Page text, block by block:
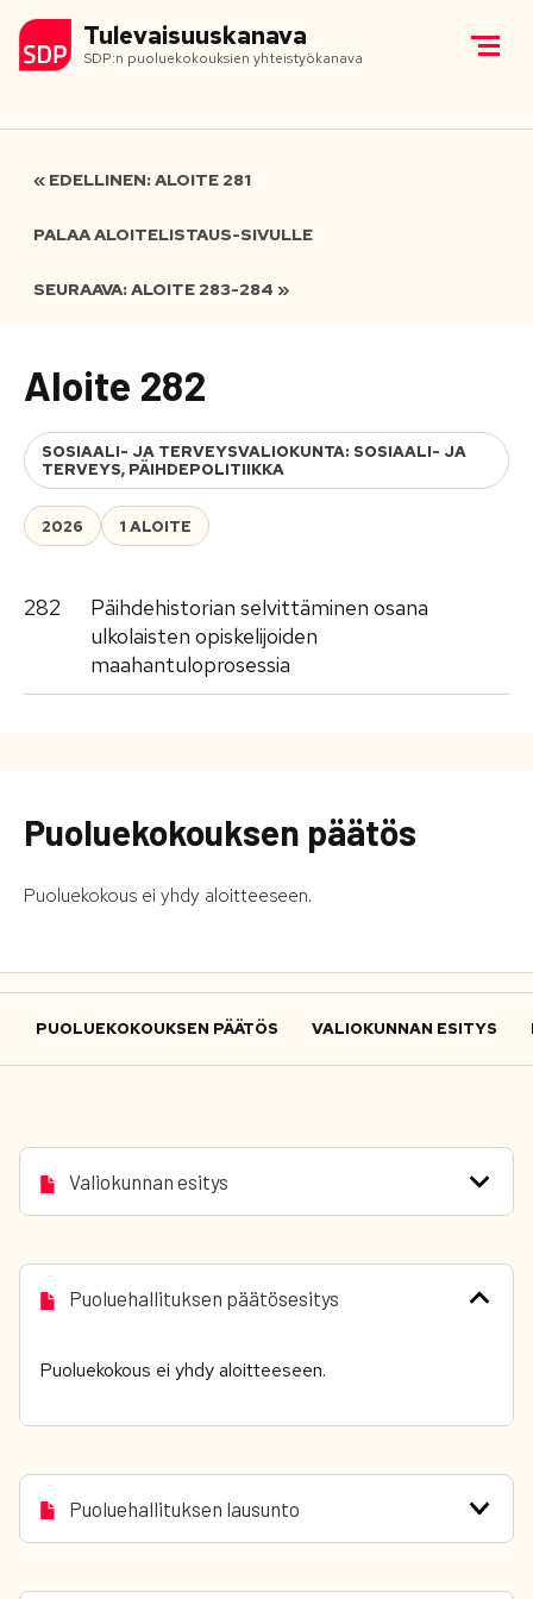
Tulevaisuuskanava
SDP:n puoluekokouksien yhteistyökanava
« EDELLINEN: ALOITE 281
PALAA ALOITELISTAUS-SIVULLE
SEURAAVA: ALOITE 283-284 »
Aloite 282
SOSIAALI- JA TERVEYSVALIOKUNTA: SOSIAALI- JA
TERVEYS, PÄIHDEPOLITIIKKA
2026 1 ALOITE
282
Päihdehistorian selvittäminen osana
ulkolaisten opiskelijoiden
maahantuloprosessia
Puoluekokouksen päätös
Puoluekokous ei yhdy aloitteeseen.
PUOLUEKOKOUKSEN PÄÄTÖS VALIOKUNNAN ESITYS
Valiokunnan esitys
Puoluehallituksen päätösesitys
Puoluekokous ei yhdy aloitteeseen.
Puoluehallituksen lausunto